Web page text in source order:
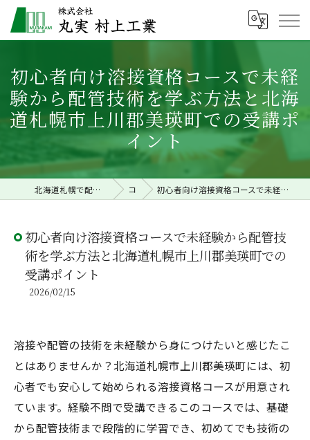
初心者向け溶接資格コースで未経
験から配管技術を学ぶ方法と北海
道札幌市上川郡美瑛町での受講ポ
イント
北海道札幌で配管工事の求人なら株式会社丸実村上工業 コラム 初心者向け溶接資格コースで未経験から配管技術を学ぶ方法と北海道札幌市上川郡美瑛町での受講ポイント
初心者向け溶接資格コースで未経験から配管技
術を学ぶ方法と北海道札幌市上川郡美瑛町での
受講ポイント
2026/02/15
溶接や配管の技術を未経験から身につけたいと感じたこ
とはありませんか？北海道札幌市上川郡美瑛町には、初
心者でも安心して始められる溶接資格コースが用意され
ています。経験不問で受講できるこのコースでは、基礎
から配管技術まで段階的に学習でき、初めてでも技術の